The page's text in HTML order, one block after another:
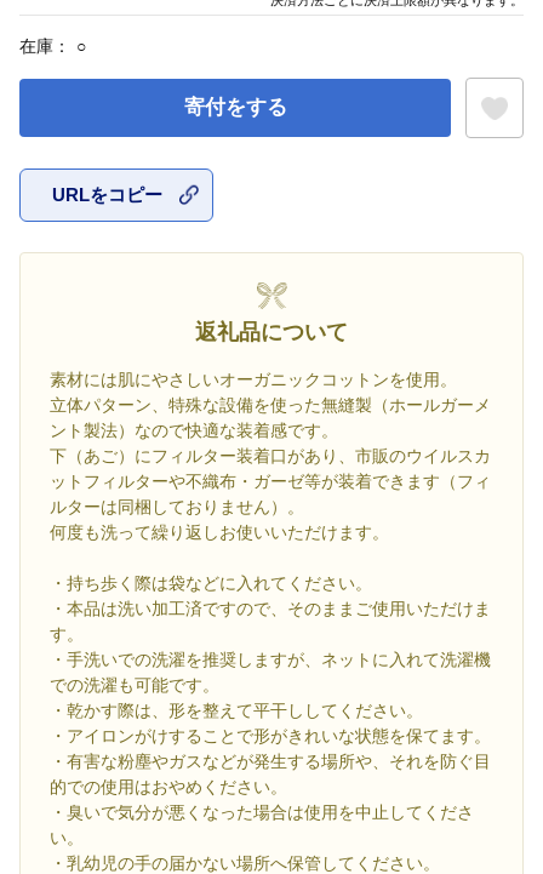
在庫： ○
寄付をする
URLをコピー
返礼品について
素材には肌にやさしいオーガニックコットンを使用。
立体パターン、特殊な設備を使った無縫製（ホールガーメ
ント製法）なので快適な装着感です。
下（あご）にフィルター装着口があり、市販のウイルスカ
ットフィルターや不織布・ガーゼ等が装着できます（フィ
ルターは同梱しておりません）。
何度も洗って繰り返しお使いいただけます。
・持ち歩く際は袋などに入れてください。
・本品は洗い加工済ですので、そのままご使用いただけま
す。
・手洗いでの洗濯を推奨しますが、ネットに入れて洗濯機
での洗濯も可能です。
・乾かす際は、形を整えて平干ししてください。
・アイロンがけすることで形がきれいな状態を保てます。
・有害な粉塵やガスなどが発生する場所や、それを防ぐ目
的での使用はおやめください。
・臭いで気分が悪くなった場合は使用を中止してくださ
い。
・乳幼児の手の届かない場所へ保管してください。